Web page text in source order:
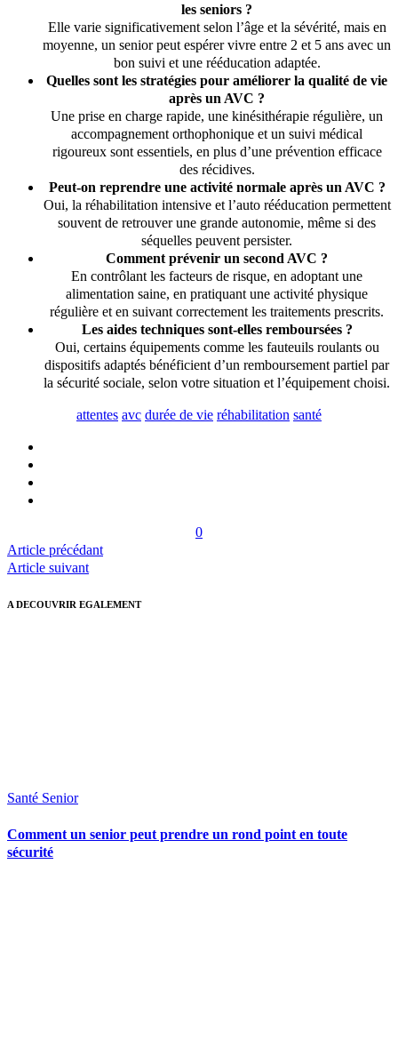
les seniors ?
Elle varie significativement selon l’âge et la sévérité, mais en
moyenne, un senior peut espérer vivre entre 2 et 5 ans avec un
bon suivi et une rééducation adaptée.
Quelles sont les stratégies pour améliorer la qualité de vie
après un AVC ?
Une prise en charge rapide, une kinésithérapie régulière, un
accompagnement orthophonique et un suivi médical
rigoureux sont essentiels, en plus d’une prévention efficace
des récidives.
Peut-on reprendre une activité normale après un AVC ?
Oui, la réhabilitation intensive et l’auto rééducation permettent
souvent de retrouver une grande autonomie, même si des
séquelles peuvent persister.
Comment prévenir un second AVC ?
En contrôlant les facteurs de risque, en adoptant une
alimentation saine, en pratiquant une activité physique
régulière et en suivant correctement les traitements prescrits.
Les aides techniques sont-elles remboursées ?
Oui, certains équipements comme les fauteuils roulants ou
dispositifs adaptés bénéficient d’un remboursement partiel par
la sécurité sociale, selon votre situation et l’équipement choisi.
attentes avc durée de vie réhabilitation santé
0
Article précédant
Article suivant
A DECOUVRIR EGALEMENT
Santé Senior
Comment un senior peut prendre un rond point en toute
sécurité